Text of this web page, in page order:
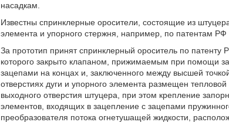
насадкам.
Известны спринклерные оросители, состоящие из
элемента и упорного стержня, например, по патентам
За прототип принят спринклерный ороситель по
которого закрыто клапаном, прижимаемым при помощи
зацепами на концах и, заключенного между высшей
отверстиях дуги и упорного элемента размещен
выходного отверстия штуцера, при этом крепление
элементов, входящих в зацепление с зацепами
преобразователя потока огнетушащей жидкости,